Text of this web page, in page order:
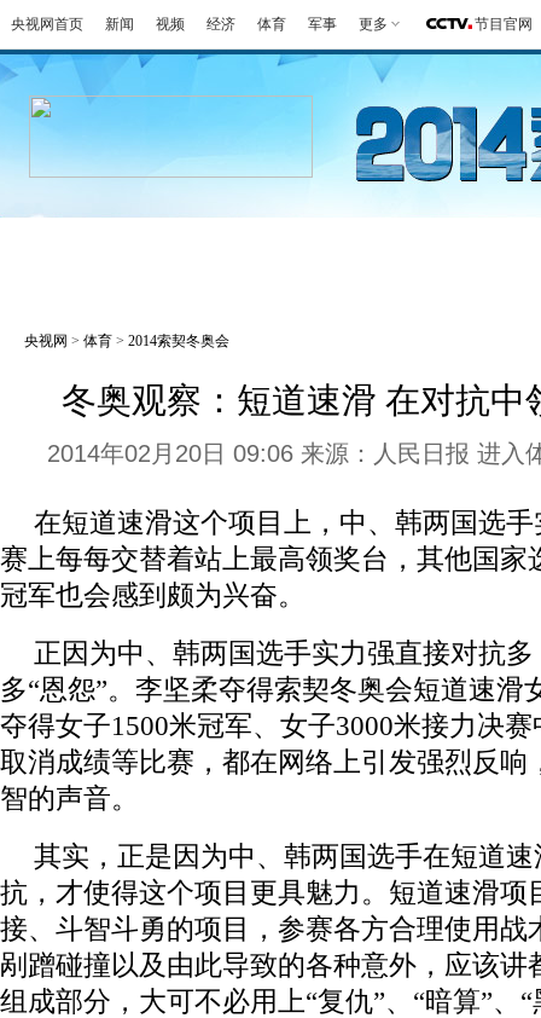
央视网首页 新闻 视频 经济 体育 军事 更多 节目官网
央视网 > 体育 > 2014索契冬奥会
冬奥观察：短道速滑 在对抗中
2014年02月20日 09:06 来源：人民日报 进入
在短道速滑这个项目上，中、韩两国选
赛上每每交替着站上最高领奖台，其他国家
冠军也会感到颇为兴奋。
正因为中、韩两国选手实力强直接对抗
多“恩怨”。李坚柔夺得索契冬奥会短道速滑
夺得女子1500米冠军、女子3000米接力决
取消成绩等比赛，都在网络上引发强烈反响
智的声音。
其实，正是因为中、韩两国选手在短道
抗，才使得这个项目更具魅力。短道速滑项
接、斗智斗勇的项目，参赛各方合理使用战
剐蹭碰撞以及由此导致的各种意外，应该讲
组成部分，大可不必用上“复仇”、“暗算”、